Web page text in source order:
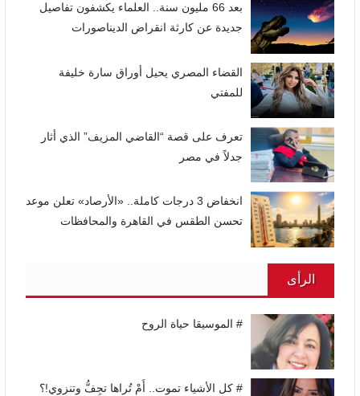
بعد 66 مليون سنة.. العلماء يكشفون تفاصيل
جديدة عن كارثة انقراض الديناصورات
القضاء المصري يحيل أوراق سارة خليفة
للمفتي
تعرف على قصة “القاضي المزيف” الذي أثار
جدلاً في مصر
انخفاض 3 درجات كاملة.. «الأرصاد» تعلن موعد
تحسن الطقس في القاهرة والمحافظات
الرأى
# الموسيقا حياة الروح
# كل الأشياء تموت.. أَمْ تُراها تجِفُّ وتنزوي!؟